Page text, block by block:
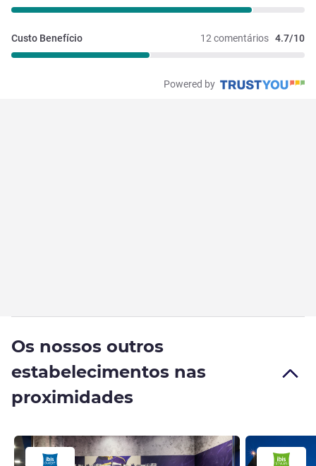
12 comentários 4.7/10
Custo Benefício
Powered by
Os nossos outros
estabelecimentos nas
proximidades